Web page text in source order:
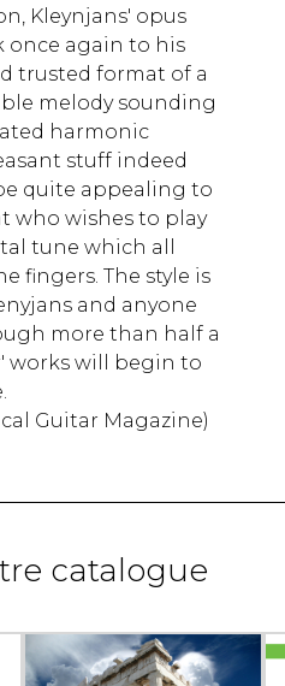
Kleynjans' opus
once again to his
trusted format of a
melody sounding
harmonic
stuff indeed
quite appealing to
who wishes to play
tune which all
fingers. The style is
and anyone
more than half a
works will begin to
Guitar Magazine)
catalogue